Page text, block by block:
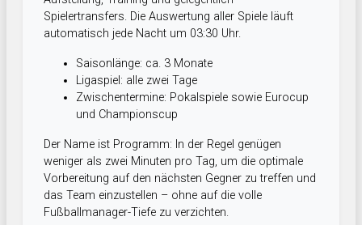
Spielertransfers. Die Auswertung aller Spiele läuft
automatisch jede Nacht um 03:30 Uhr.
Saisonlänge: ca. 3 Monate
Ligaspiel: alle zwei Tage
Zwischentermine: Pokalspiele sowie Eurocup
und Championscup
Der Name ist Programm: In der Regel genügen
weniger als zwei Minuten pro Tag, um die optimale
Vorbereitung auf den nächsten Gegner zu treffen und
das Team einzustellen – ohne auf die volle
Fußballmanager-Tiefe zu verzichten.